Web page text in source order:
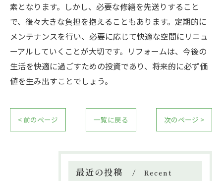
素となります。しかし、必要な修繕を先送りすること
で、後々大きな負担を抱えることもあります。定期的に
メンテナンスを行い、必要に応じて快適な空間にリニュ
ーアルしていくことが大切です。リフォームは、今後の
生活を快適に過ごすための投資であり、将来的に必ず価
値を生み出すことでしょう。
< 前のページ 一覧に戻る 次のページ >
最近の投稿
Recent